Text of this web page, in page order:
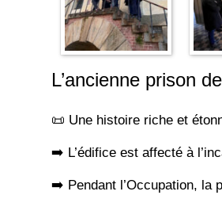
L’ancienne prison
📜 Une histoire riche et
➡️ L’édifice est affecté à
➡️ Pendant l’Occupation,